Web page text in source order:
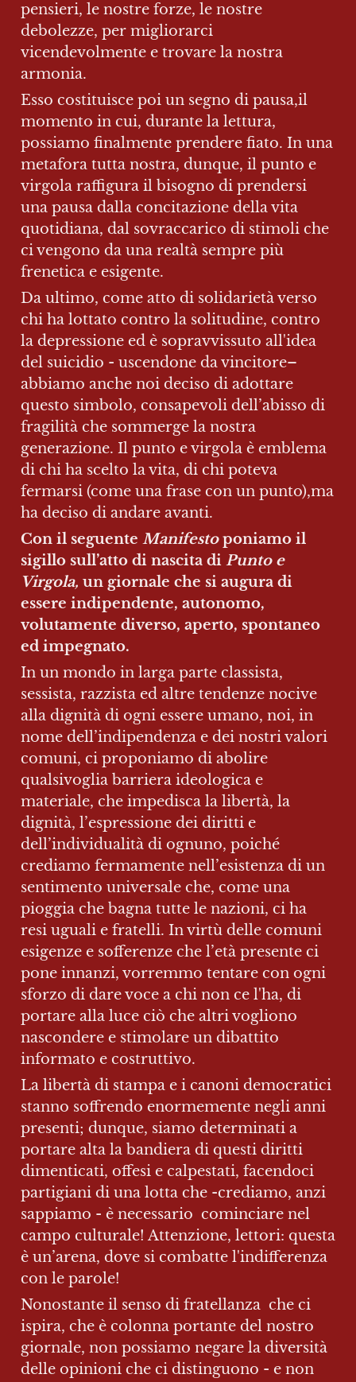
pensieri, le nostre forze, le nostre
debolezze, per migliorarci
vicendevolmente e trovare la nostra
armonia.
Esso costituisce poi un segno di pausa,il
momento in cui, durante la lettura,
possiamo finalmente prendere fiato. In una
metafora tutta nostra, dunque, il punto e
virgola raffigura il bisogno di prendersi
una pausa dalla concitazione della vita
quotidiana, dal sovraccarico di stimoli che
ci vengono da una realtà sempre più
frenetica e esigente.
Da ultimo, come atto di solidarietà verso
chi ha lottato contro la solitudine, contro
la depressione ed è sopravvissuto all'idea
del suicidio - uscendone da vincitore–
abbiamo anche noi deciso di adottare
questo simbolo, consapevoli dell’abisso di
fragilità che sommerge la nostra
generazione. Il punto e virgola è emblema
di chi ha scelto la vita, di chi poteva
fermarsi (come una frase con un punto),ma
ha deciso di andare avanti.
Con il seguente Manifesto poniamo il
sigillo sull’atto di nascita di Punto e
Virgola, un giornale che si augura di
essere indipendente, autonomo,
volutamente diverso, aperto, spontaneo
ed impegnato.
In un mondo in larga parte classista,
sessista, razzista ed altre tendenze nocive
alla dignità di ogni essere umano, noi, in
nome dell’indipendenza e dei nostri valori
comuni, ci proponiamo di abolire
qualsivoglia barriera ideologica e
materiale, che impedisca la libertà, la
dignità, l’espressione dei diritti e
dell’individualità di ognuno, poiché
crediamo fermamente nell’esistenza di un
sentimento universale che, come una
pioggia che bagna tutte le nazioni, ci ha
resi uguali e fratelli. In virtù delle comuni
esigenze e sofferenze che l’età presente ci
pone innanzi, vorremmo tentare con ogni
sforzo di dare voce a chi non ce l'ha, di
portare alla luce ciò che altri vogliono
nascondere e stimolare un dibattito
informato e costruttivo.
La libertà di stampa e i canoni democratici
stanno soffrendo enormemente negli anni
presenti; dunque, siamo determinati a
portare alta la bandiera di questi diritti
dimenticati, offesi e calpestati, facendoci
partigiani di una lotta che -crediamo, anzi
sappiamo - è necessario  cominciare nel
campo culturale! Attenzione, lettori: questa
è un’arena, dove si combatte l'indifferenza
con le parole!
Nonostante il senso di fratellanza  che ci
ispira, che è colonna portante del nostro
giornale, non possiamo negare la diversità
delle opinioni che ci distinguono - e non